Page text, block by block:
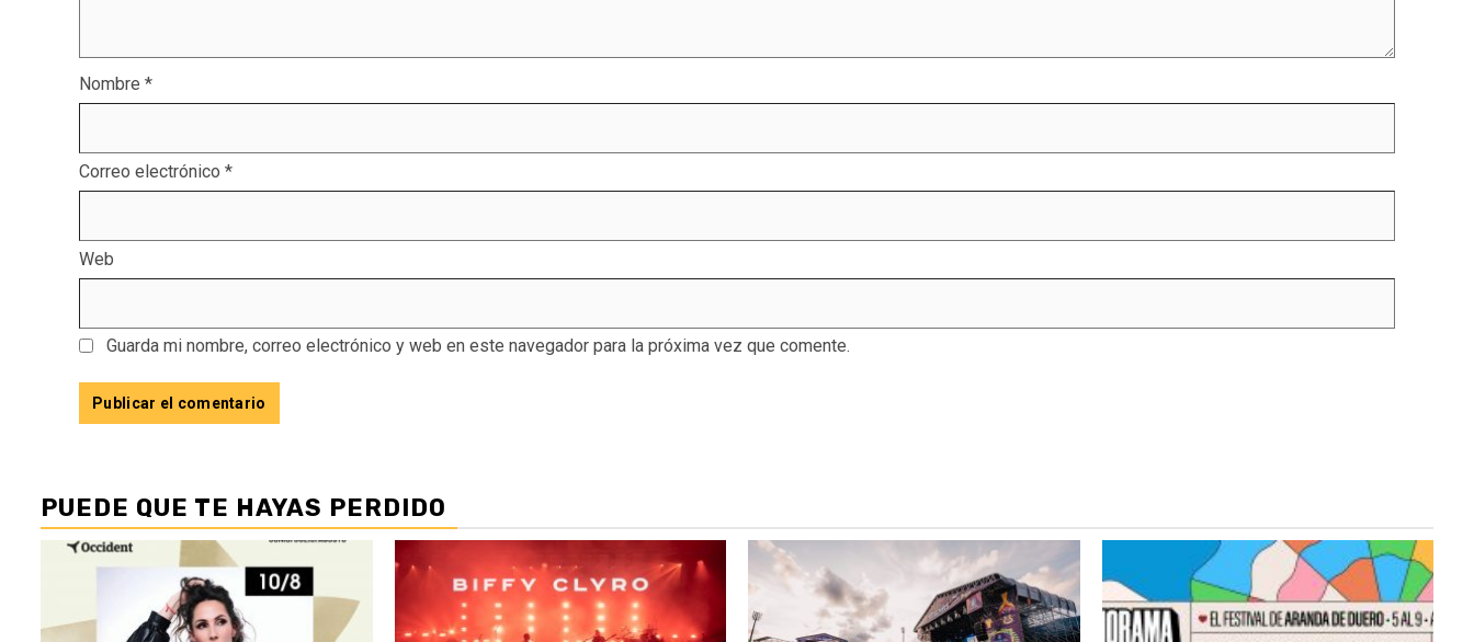
Nombre *
Correo electrónico *
Web
Guarda mi nombre, correo electrónico y web en este navegador para la próxima vez que comente.
PUEDE QUE TE HAYAS PERDIDO